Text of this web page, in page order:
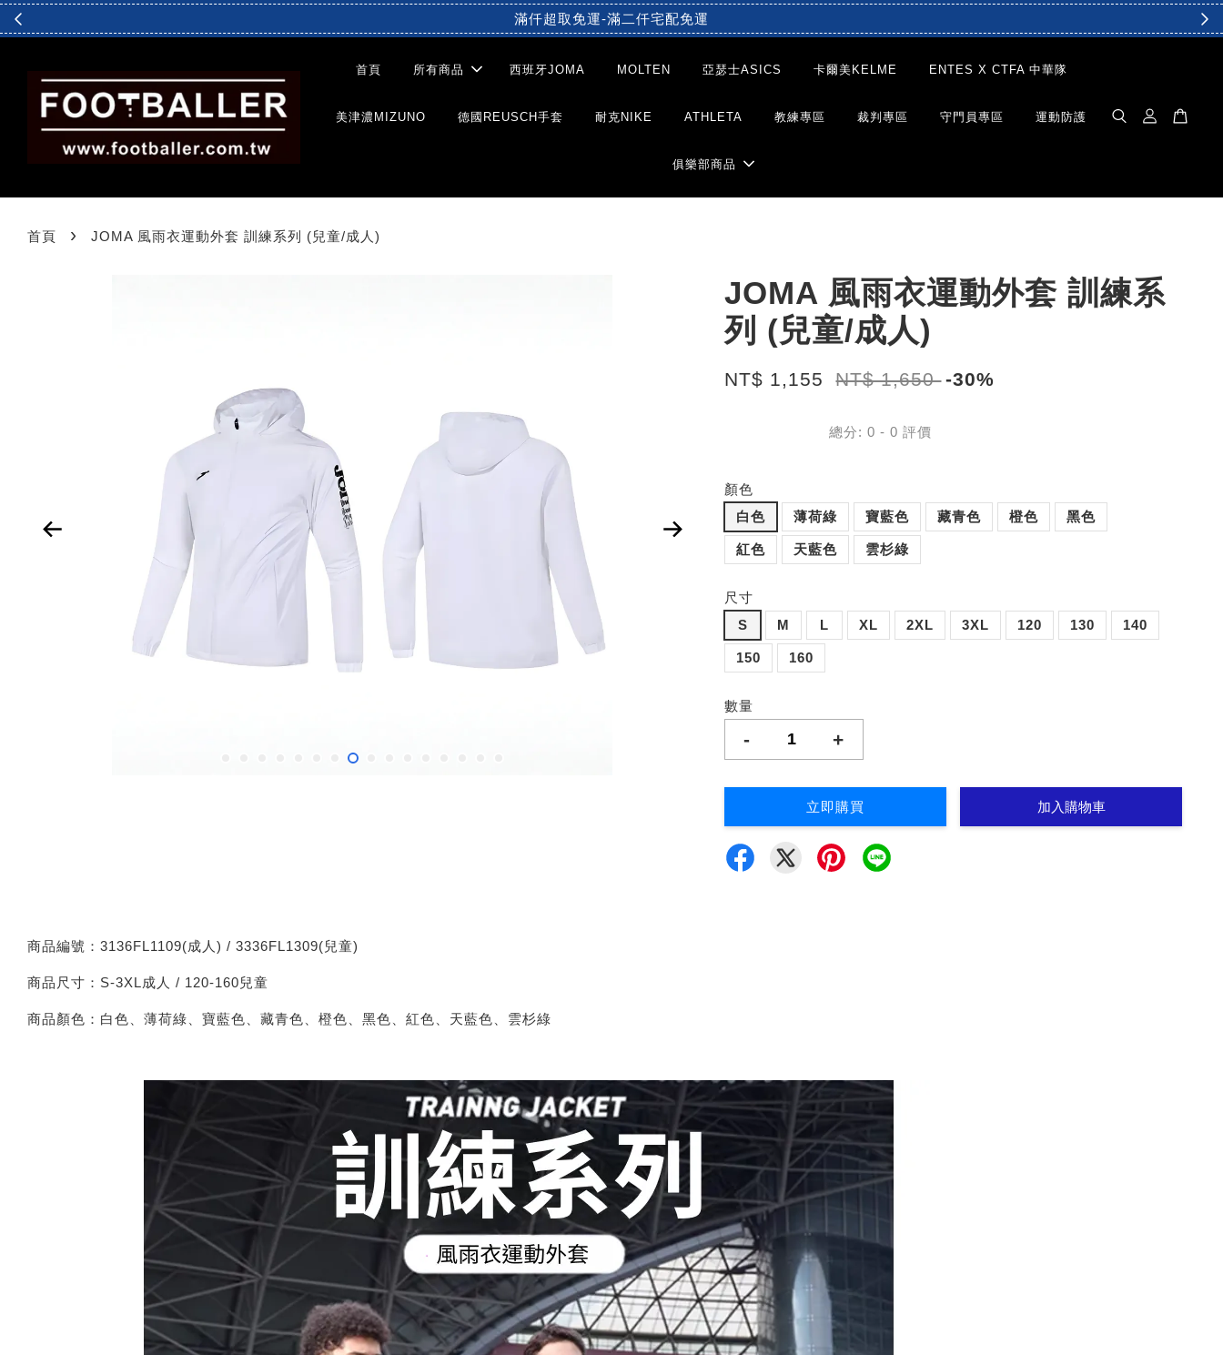
滿仟超取免運-滿二仟宅配免運
首頁 所有商品 西班牙JOMA MOLTEN 亞瑟士ASICS 卡爾美KELME ENTES X CTFA 中華隊
美津濃MIZUNO 德國REUSCH手套 耐克NIKE ATHLETA 教練專區 裁判專區 守門員專區 運動防護
俱樂部商品
首頁 › JOMA 風雨衣運動外套 訓練系列 (兒童/成人)
JOMA 風雨衣運動外套 訓練系
列 (兒童/成人)
NT$ 1,155 NT$ 1,650 -30%
總分:0 -0 評價
顏色
白色
薄荷綠 寶藍色 藏青色 橙色 黑色
紅色 天藍色 雲杉綠
尺寸
S
M L XL 2XL 3XL 120 130 140
150 160
數量
- +
立即購買 加入購物車
商品編號：3136FL1109(成人) / 3336FL1309(兒童)
商品尺寸：S-3XL成人 / 120-160兒童
商品顏色：白色、薄荷綠、寶藍色、藏青色、橙色、黑色、紅色、天藍色、雲杉綠